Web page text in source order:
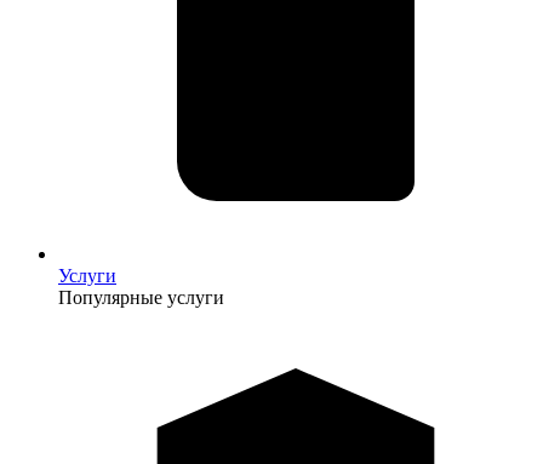
Услуги
Популярные услуги